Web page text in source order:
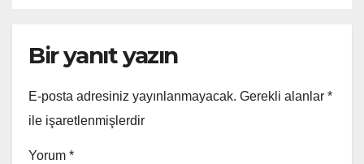
Bir yanıt yazın
E-posta adresiniz yayınlanmayacak. Gerekli alanlar *
ile işaretlenmişlerdir
Yorum *